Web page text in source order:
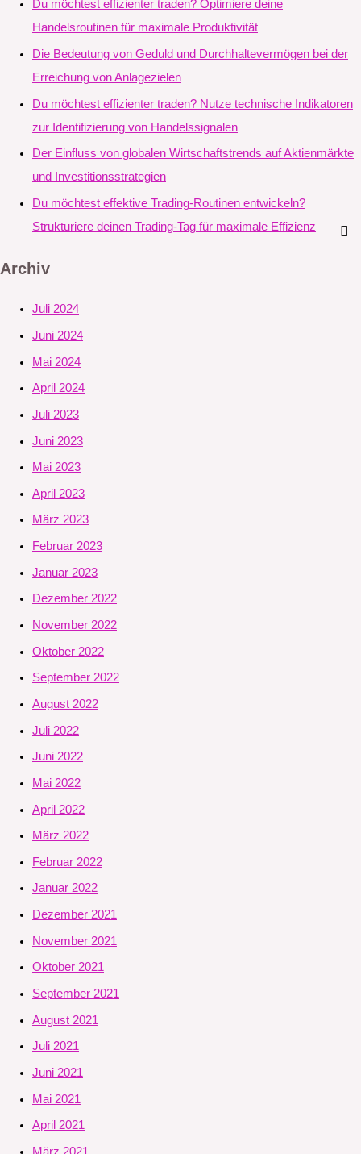
Du möchtest effizienter traden? Optimiere deine
Handelsroutinen für maximale Produktivität
Die Bedeutung von Geduld und Durchhaltevermögen bei der
Erreichung von Anlagezielen
Du möchtest effizienter traden? Nutze technische Indikatoren
zur Identifizierung von Handelssignalen
Der Einfluss von globalen Wirtschaftstrends auf Aktienmärkte
und Investitionsstrategien
Du möchtest effektive Trading-Routinen entwickeln?
Strukturiere deinen Trading-Tag für maximale Effizienz
Archiv
Juli 2024
Juni 2024
Mai 2024
April 2024
Juli 2023
Juni 2023
Mai 2023
April 2023
März 2023
Februar 2023
Januar 2023
Dezember 2022
November 2022
Oktober 2022
September 2022
August 2022
Juli 2022
Juni 2022
Mai 2022
April 2022
März 2022
Februar 2022
Januar 2022
Dezember 2021
November 2021
Oktober 2021
September 2021
August 2021
Juli 2021
Juni 2021
Mai 2021
April 2021